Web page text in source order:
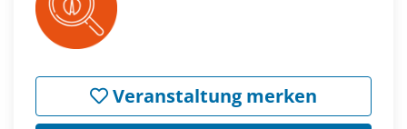
Veranstaltung merken